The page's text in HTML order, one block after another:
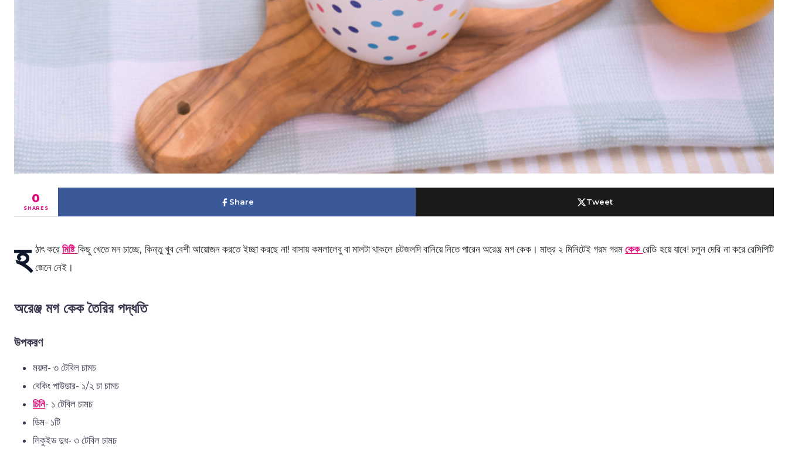
0
SHARES
Share Tweet
হ ঠাৎ করেমিষ্টি কিছু খেতে মন চাচ্ছে, কিন্তু খুব বেশী আয়োজন করতে ইচ্ছা করছে না! বাসায় কমলালেবু বা মালটা থাকলে চটজলদি বানিয়ে নিতে পারেন অরেঞ্জ মগ কেক। মাত্র ২ মিনিটেই গরম গরমকেক রেডি হয়ে যাবে! চলুন দেরি না করে রেসিপিটি
জেনে নেই।
অরেঞ্জ মগ কেক তৈরির পদ্ধতি
উপকরণ
ময়দা- ৩ টেবিল চামচ
বেকিং পাউডার- ১/২ চা চামচ
চিনি- ১ টেবিল চামচ
ডিম- ১টি
লিকুইড দুধ- ৩ টেবিল চামচ